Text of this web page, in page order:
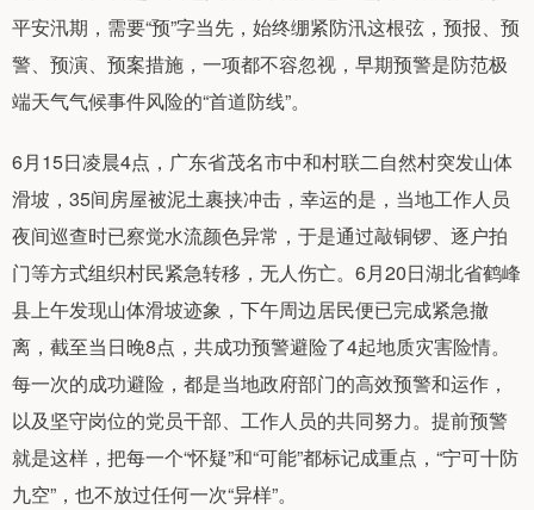
平安汛期，需要“预”字当先，始终绷紧防汛这根弦，预报、预
警、预演、预案措施，一项都不容忽视，早期预警是防范极
端天气气候事件风险的“首道防线”。
6月15日凌晨4点，广东省茂名市中和村联二自然村突发山体
滑坡，35间房屋被泥土裹挟冲击，幸运的是，当地工作人员
夜间巡查时已察觉水流颜色异常，于是通过敲铜锣、逐户拍
门等方式组织村民紧急转移，无人伤亡。6月20日湖北省鹤峰
县上午发现山体滑坡迹象，下午周边居民便已完成紧急撤
离，截至当日晚8点，共成功预警避险了4起地质灾害险情。
每一次的成功避险，都是当地政府部门的高效预警和运作，
以及坚守岗位的党员干部、工作人员的共同努力。提前预警
就是这样，把每一个“怀疑”和“可能”都标记成重点，“宁可十防
九空”，也不放过任何一次“异样”。